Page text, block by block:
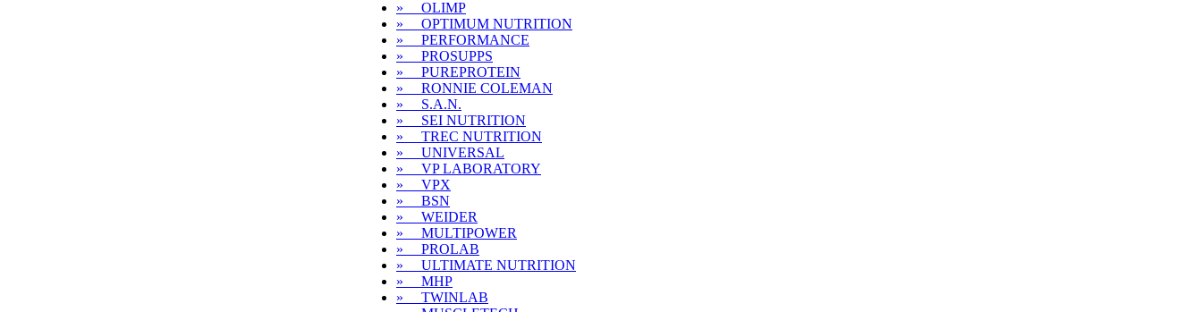
» OLIMP
» OPTIMUM NUTRITION
» PERFORMANCE
» PROSUPPS
» PUREPROTEIN
» RONNIE COLEMAN
» S.A.N.
» SEI NUTRITION
» TREC NUTRITION
» UNIVERSAL
» VP LABORATORY
» VPX
» BSN
» WEIDER
» MULTIPOWER
» PROLAB
» ULTIMATE NUTRITION
» MHP
» TWINLAB